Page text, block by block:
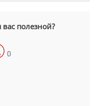
вас полезной?
0